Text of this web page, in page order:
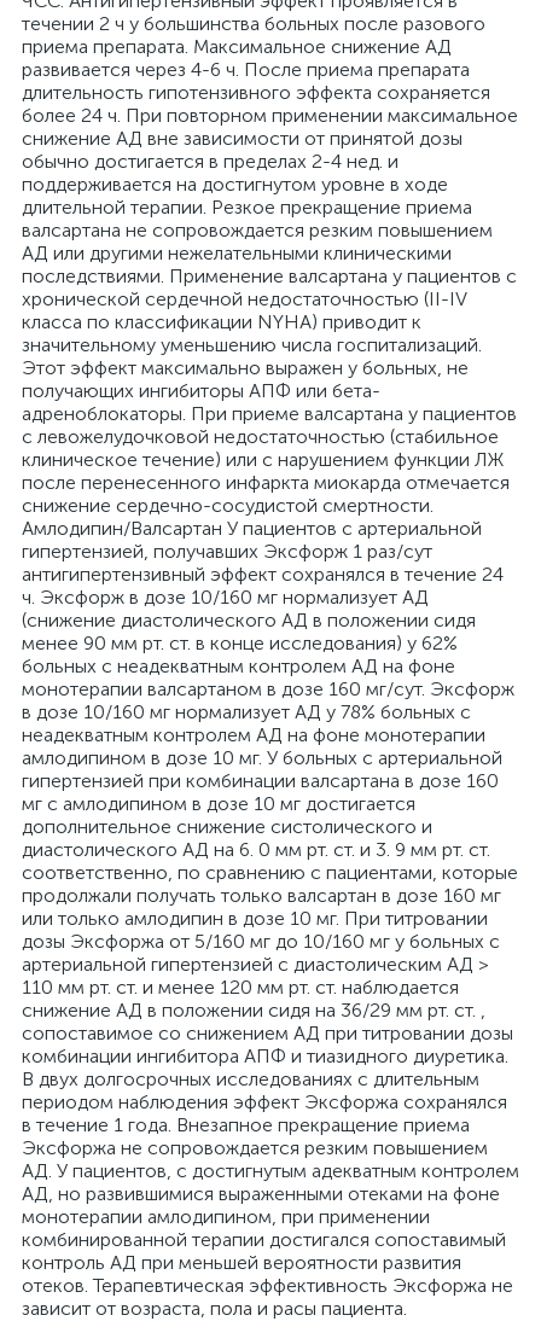
течении 2 ч у большинства больных после разового
приема препарата. Максимальное снижение АД
развивается через 4-6 ч. После приема препарата
длительность гипотензивного эффекта сохраняется
более 24 ч. При повторном применении максимальное
снижение АД вне зависимости от принятой дозы
обычно достигается в пределах 2-4 нед. и
поддерживается на достигнутом уровне в ходе
длительной терапии. Резкое прекращение приема
валсартана не сопровождается резким повышением
АД или другими нежелательными клиническими
последствиями. Применение валсартана у пациентов с
хронической сердечной недостаточностью (II-IV
класса по классификации NYHA) приводит к
значительному уменьшению числа госпитализаций.
Этот эффект максимально выражен у больных, не
получающих ингибиторы АПФ или бета-
адреноблокаторы. При приеме валсартана у пациентов
с левожелудочковой недостаточностью (стабильное
клиническое течение) или с нарушением функции ЛЖ
после перенесенного инфаркта миокарда отмечается
снижение сердечно-сосудистой смертности.
Амлодипин/Валсартан У пациентов с артериальной
гипертензией, получавших Эксфорж 1 раз/сут
антигипертензивный эффект сохранялся в течение 24
ч. Эксфорж в дозе 10/160 мг нормализует АД
(снижение диастолического АД в положении сидя
менее 90 мм рт. ст. в конце исследования) у 62%
больных с неадекватным контролем АД на фоне
монотерапии валсартаном в дозе 160 мг/сут. Эксфорж
в дозе 10/160 мг нормализует АД у 78% больных с
неадекватным контролем АД на фоне монотерапии
амлодипином в дозе 10 мг. У больных с артериальной
гипертензией при комбинации валсартана в дозе 160
мг с амлодипином в дозе 10 мг достигается
дополнительное снижение систолического и
диастолического АД на 6. 0 мм рт. ст. и 3. 9 мм рт. ст.
соответственно, по сравнению с пациентами, которые
продолжали получать только валсартан в дозе 160 мг
или только амлодипин в дозе 10 мг. При титровании
дозы Эксфоржа от 5/160 мг до 10/160 мг у больных с
артериальной гипертензией с диастолическим АД >
110 мм рт. ст. и менее 120 мм рт. ст. наблюдается
снижение АД в положении сидя на 36/29 мм рт. ст. ,
сопоставимое со снижением АД при титровании дозы
комбинации ингибитора АПФ и тиазидного диуретика.
В двух долгосрочных исследованиях с длительным
периодом наблюдения эффект Эксфоржа сохранялся
в течение 1 года. Внезапное прекращение приема
Эксфоржа не сопровождается резким повышением
АД. У пациентов, с достигнутым адекватным контролем
АД, но развившимися выраженными отеками на фоне
монотерапии амлодипином, при применении
комбинированной терапии достигался сопоставимый
контроль АД при меньшей вероятности развития
отеков. Терапевтическая эффективность Эксфоржа не
зависит от возраста, пола и расы пациента.